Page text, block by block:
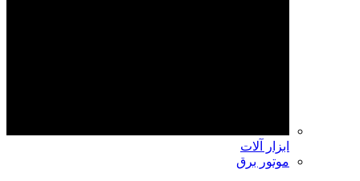
ابزار آلات
موتور برق